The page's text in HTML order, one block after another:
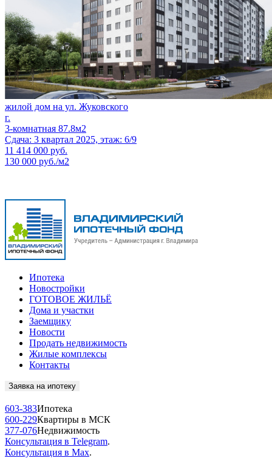
жилой дом на ул. Жуковского
г.
3-комнатная 87.8м2
Сдача: 3 квартал 2025, этаж: 6/9
11 414 000 руб.
130 000 руб./м2
Ипотека
Новостройки
ГОТОВОЕ ЖИЛЬЁ
Дома и участки
Заемщику
Новости
Продать недвижимость
Жилые комплексы
Контакты
Заявка на ипотеку
603-383Ипотека
600-229Квартиры в МСК
377-076Недвижимость
Консультация в Telegram.
Консультация в Max.